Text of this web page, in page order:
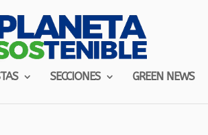
SECCIONES GREEN NEWS